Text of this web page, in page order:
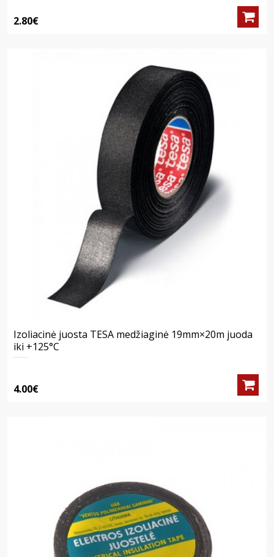
2.80€
Izoliacinė juosta TESA medžiaginė 19mm×20m juoda
iki +125°C
4.00€